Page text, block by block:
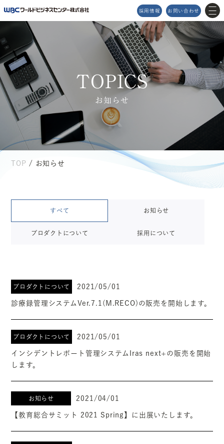
採用情報 お問い合わせ
MENU
メニュー
TOP
サービス
プロダクト
会社情報
サスティナビリティ
お問い合わせ
Topics2026/04/03
TOPICS
お知らせ
TOP / お知らせ
すべて お知らせ
プロダクトについて 採用について
プロダクトについて 2021/05/01
診療録管理システムVer.7.1(M.RECO)の販売を開始します。
プロダクトについて 2021/05/01
インシデントレポート管理システムIras next+の販売を開始
します。
お知らせ 2021/04/01
【教育総合サミット 2021 Spring】に出展いたします。